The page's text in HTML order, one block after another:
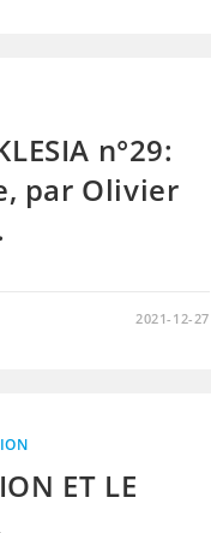
n°29:
par Olivier
2021-12-27
ET LE